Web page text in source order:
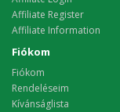
Affiliate Register
Affiliate Information
Fiókom
Fiókom
Rendeléseim
Kívánságlista